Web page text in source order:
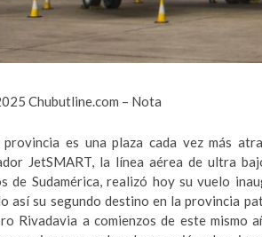
Chubutline.com – Nota
provincia es una plaza cada vez más
JetSMART, la línea aérea de ultra
de Sudamérica, realizó hoy su vuelo
así su segundo destino en la provincia
Rivadavia a comienzos de este